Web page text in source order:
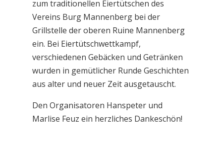
zum traditionellen Eiertütschen des
Vereins Burg Mannenberg bei der
Grillstelle der oberen Ruine Mannenberg
ein. Bei Eiertütschwettkampf,
verschiedenen Gebäcken und Getränken
wurden in gemütlicher Runde Geschichten
aus alter und neuer Zeit ausgetauscht.
Den Organisatoren Hanspeter und
Marlise Feuz ein herzliches Dankeschön!